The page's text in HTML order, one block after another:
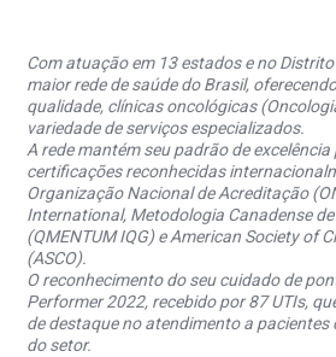
Com atuação em 13 estados e no Distrito
maior rede de saúde do Brasil,
qualidade, clínicas oncológicas
variedade de serviços especializados.
A rede mantém seu padrão de excelência
certificações reconhecidas
Organização Nacional de Acreditação
International, Metodologia Canadense
(QMENTUM IQG) e American Society of
(ASCO).
O reconhecimento do seu cuidado de
Performer 2022, recebido por 87 UTIs,
de destaque no atendimento a pacientes
do setor.